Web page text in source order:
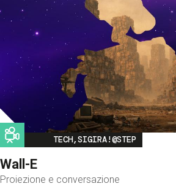
Image
TECH,SIGIRA!@STEP
Wall-E
Proiezione e conversazione